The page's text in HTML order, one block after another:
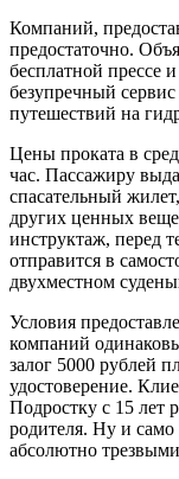
Компаний,
предостаточно.
бесплатной прессе
безупречный
путешествий на
Цены проката в
час. Пассажиру
спасательный
других ценных
инструктаж, перед
отправится в
двухместном
Условия
компаний
залог 5000 рублей
удостоверение.
Подростку с 15 лет
родителя. Ну и
абсолютно